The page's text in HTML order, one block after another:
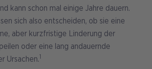
kann schon mal einige Jahre dauern.
sich also entscheiden, ob sie eine
aber kurzfristige Linderung der
oder eine lang andauernde
Ursachen.1